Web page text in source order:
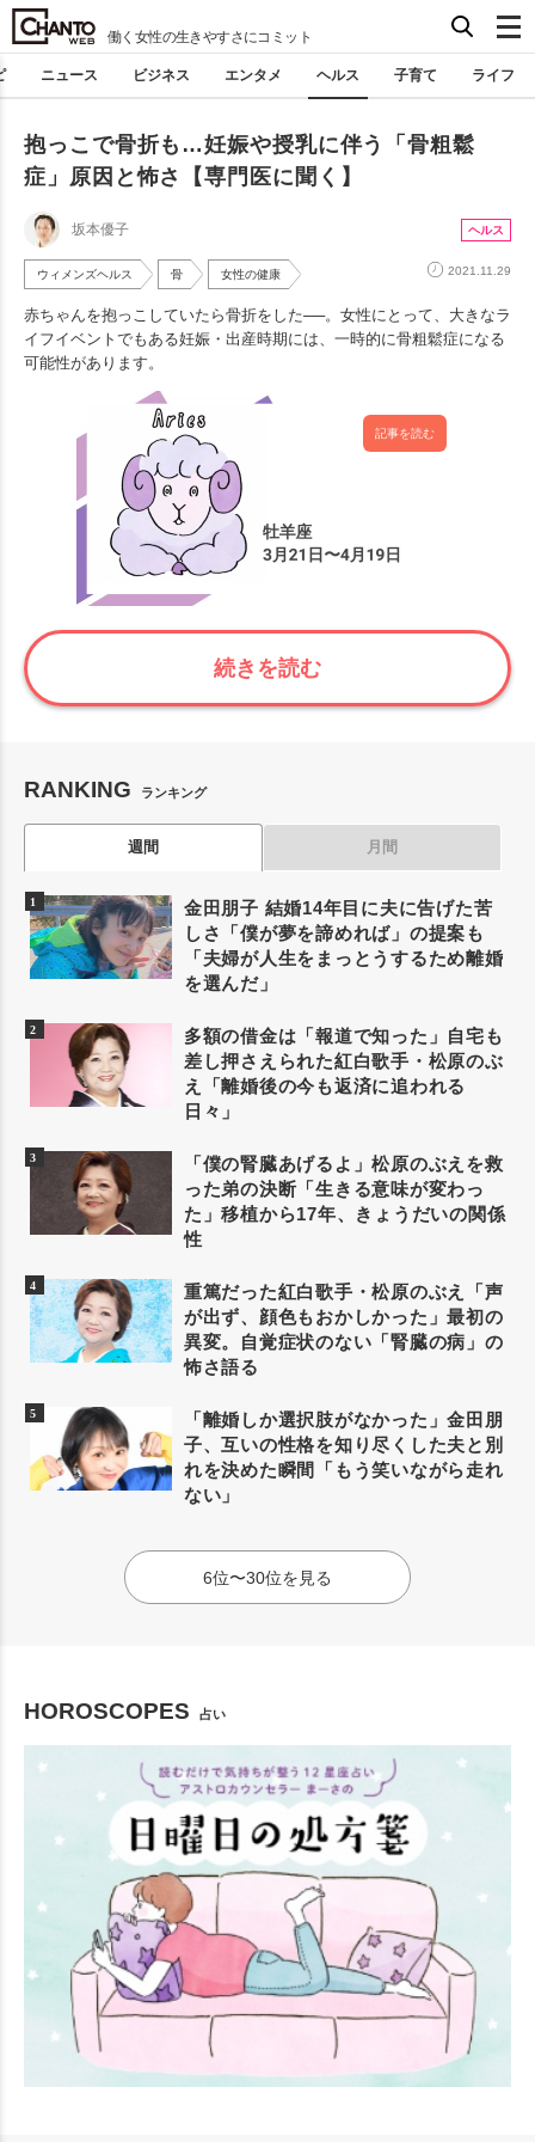
働く女性の生きやすさにコミット
ニュース ビジネス エンタメ ヘルス 子育て ライフ
抱っこで骨折も…妊娠や授乳に伴う「骨粗鬆
症」原因と怖さ【専門医に聞く】
坂本優子 ヘルス
ウィメンズヘルス 骨 女性の健康 2021.11.29
赤ちゃんを抱っこしていたら骨折をした──。女性にとって、大きなラ
イフイベントでもある妊娠・出産時期には、一時的に骨粗鬆症になる
可能性があります。
記事を読む
続きを読む
RANKING ランキング
週間 月間
金田朋子 結婚14年目に夫に告げた苦
しさ「僕が夢を諦めれば」の提案も
「夫婦が人生をまっとうするため離婚
を選んだ」
多額の借金は「報道で知った」自宅も
差し押さえられた紅白歌手・松原のぶ
え「離婚後の今も返済に追われる
日々」
「僕の腎臓あげるよ」松原のぶえを救
った弟の決断「生きる意味が変わっ
た」移植から17年、きょうだいの関係
性
重篤だった紅白歌手・松原のぶえ「声
が出ず、顔色もおかしかった」最初の
異変。自覚症状のない「腎臓の病」の
怖さ語る
「離婚しか選択肢がなかった」金田朋
子、互いの性格を知り尽くした夫と別
れを決めた瞬間「もう笑いながら走れ
ない」
6位〜30位を見る
HOROSCOPES 占い